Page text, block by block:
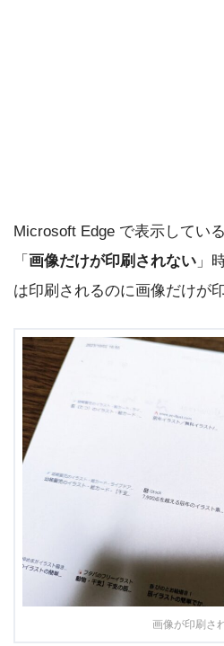
Microsoft Edge で表示してい
「 画像だけが印刷されない 」
は印刷されるのに画像だけが
画像が印刷さ